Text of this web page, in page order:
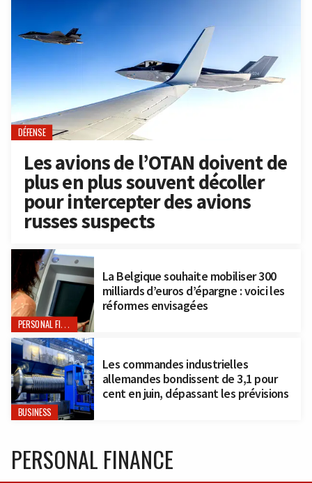
DÉFENSE
Les avions de l’OTAN doivent de
plus en plus souvent décoller
pour intercepter des avions
russes suspects
PERSONAL FINANCE
La Belgique souhaite mobiliser 300
milliards d’euros d’épargne : voici les
réformes envisagées
BUSINESS
Les commandes industrielles
allemandes bondissent de 3,1 pour
cent en juin, dépassant les prévisions
PERSONAL FINANCE